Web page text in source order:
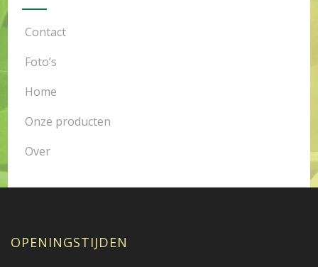
Contact
Foto’s
Home
Onze producten
Over
OPENINGSTIJDEN